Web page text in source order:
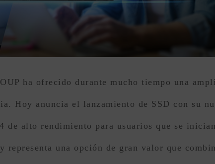
ha ofrecido durante mucho tiempo una
Hoy anuncia el lanzamiento de SSD con su
alto rendimiento para usuarios que se
una opción de gran valor que